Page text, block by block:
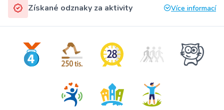
Získané odznaky za aktivity Více informací